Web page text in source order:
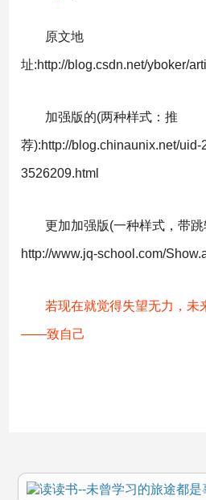
原文地
址:http://blog.csdn.net/yboker/
加强版的(两种样式：推
荐):http://blog.chinaunix.net/uid-
3526209.html
更加加强版(一种样式，带跳
http://www.jq-school.com/
若现在就觉得失望无力，未
——致自己